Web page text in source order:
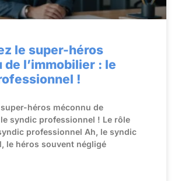
le super-héros
de l’immobilier : le
!
héros méconnu de
syndic professionnel ! Le rôle
professionnel Ah, le syndic
le héros souvent négligé